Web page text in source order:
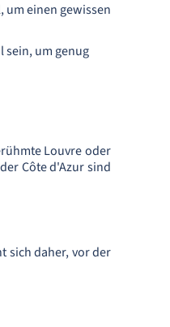
um einen gewissen
sein, um genug
Louvre oder
Côte d'Azur sind
sich daher, vor der